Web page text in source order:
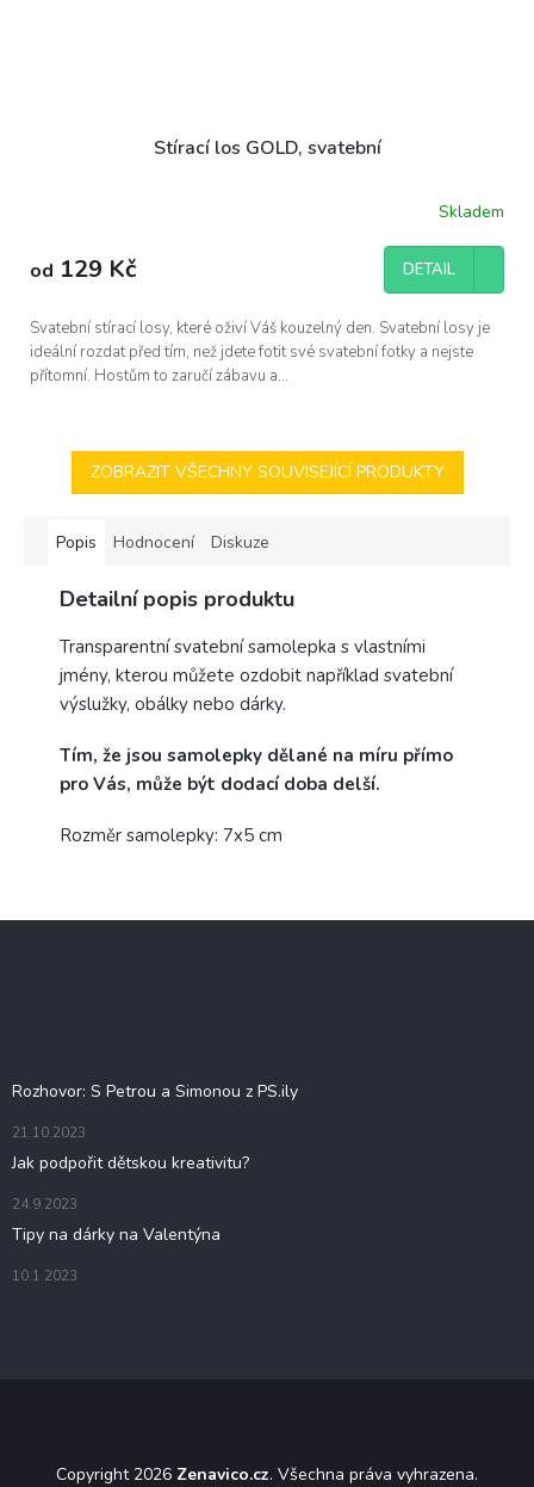
Stírací los GOLD, svatební
Skladem
od 129 Kč DETAIL
Svatební stírací losy, které oživí Váš kouzelný den. Svatební losy je
ideální rozdat před tím, než jdete fotit své svatební fotky a nejste
přítomní. Hostům to zaručí zábavu a...
ZOBRAZIT VŠECHNY SOUVISEJÍCÍ PRODUKTY
Popis Hodnocení Diskuze
Detailní popis produktu
Transparentní svatební samolepka s vlastními
jmény, kterou můžete ozdobit například svatební
výslužky, obálky nebo dárky.
Tím, že jsou samolepky dělané na míru přímo
pro Vás, může být dodací doba delší.
Rozměr samolepky: 7x5 cm
Rozhovor: S Petrou a Simonou z PS.ily
21.10.2023
Jak podpořit dětskou kreativitu?
24.9.2023
Tipy na dárky na Valentýna
10.1.2023
Copyright 2026 Zenavico.cz. Všechna práva vyhrazena.